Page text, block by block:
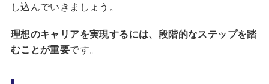
し込んでいきましょう。
理想のキャリアを実現するには、段階的なステップを踏
むことが重要です。